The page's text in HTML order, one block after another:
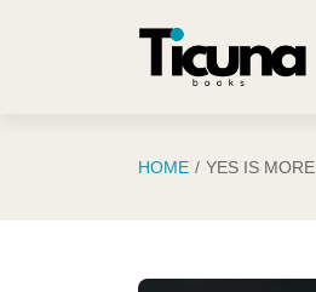
HOME YES IS MORE